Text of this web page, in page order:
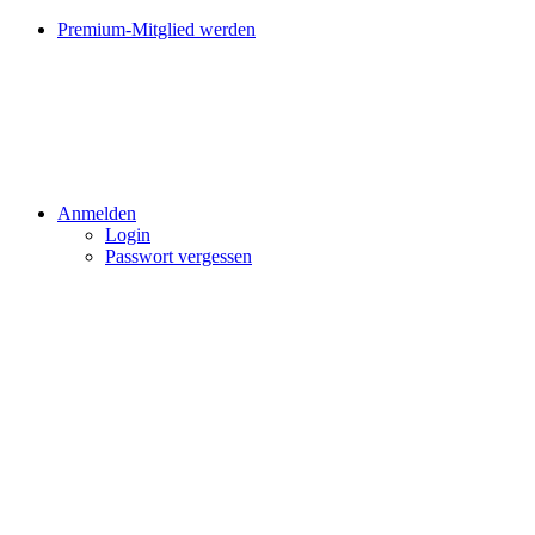
Premium-Mitglied werden
Anmelden
Login
Passwort vergessen